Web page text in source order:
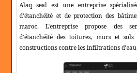
Alaq seal est une entreprise
d'étanchéité et de protection des
maroc. L'entreprise propose des
d'étanchéité des toitures, murs et
constructions contre les infiltrations